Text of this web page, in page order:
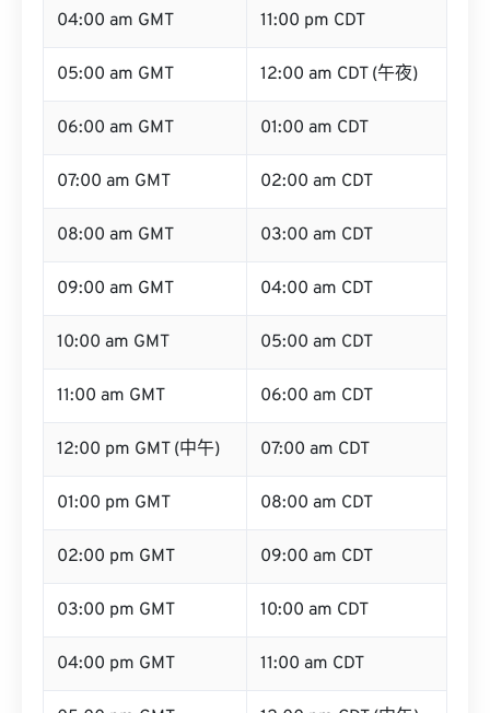
04:00 am GMT 11:00 pm CDT
05:00 am GMT 12:00 am CDT (午夜)
06:00 am GMT 01:00 am CDT
07:00 am GMT 02:00 am CDT
08:00 am GMT 03:00 am CDT
09:00 am GMT 04:00 am CDT
10:00 am GMT 05:00 am CDT
11:00 am GMT 06:00 am CDT
12:00 pm GMT (中午) 07:00 am CDT
01:00 pm GMT 08:00 am CDT
02:00 pm GMT 09:00 am CDT
03:00 pm GMT 10:00 am CDT
04:00 pm GMT 11:00 am CDT